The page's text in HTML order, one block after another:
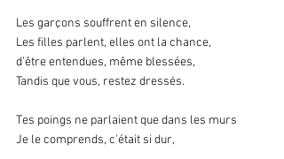
Les garçons souffrent en silence,
Les filles parlent, elles ont la chance,
d’être entendues, même blessées,
Tandis que vous, restez dressés.
Tes poings ne parlaient que dans les murs
Je le comprends, c'était si dur,